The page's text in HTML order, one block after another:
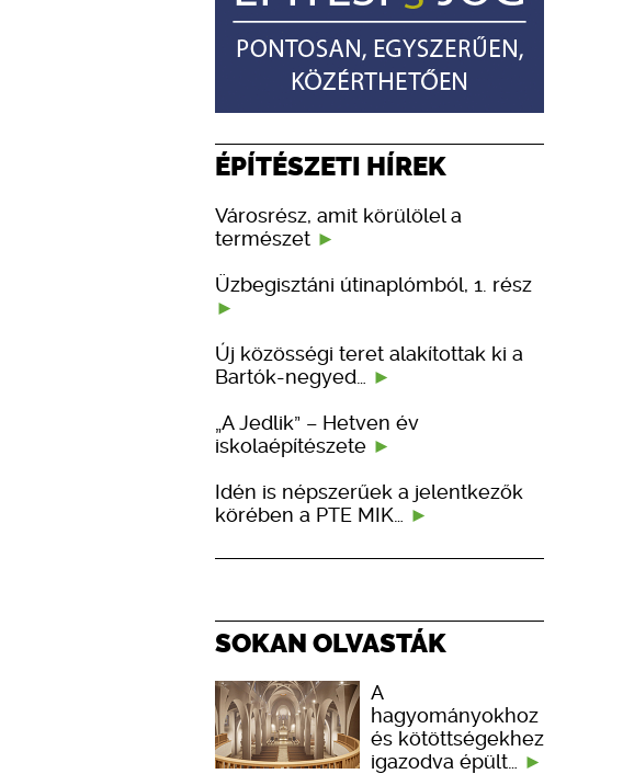
ÉPÍTÉSZETI HÍREK
Városrész, amit körülölel a
természet
Üzbegisztáni útinaplómból, 1. rész
Új közösségi teret alakítottak ki a
Bartók-negyed…
„A Jedlik” – Hetven év
iskolaépítészete
Idén is népszerűek a jelentkezők
körében a PTE MIK…
SOKAN OLVASTÁK
A
hagyományokhoz
és kötöttségekhez
igazodva épült…